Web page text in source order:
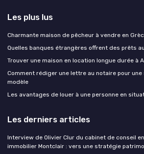
Les plus lus
Charmante maison de pêcheur à vendre en
Quelles banques étrangères offrent des prêts
Trouver une maison en location longue durée à
Comment rédiger une lettre au notaire pour
modèle
Les avantages de louer à une personne en
Les derniers articles
Interview de Olivier Clur du cabinet de conseil
immobilier Montclair : vers une stratégie